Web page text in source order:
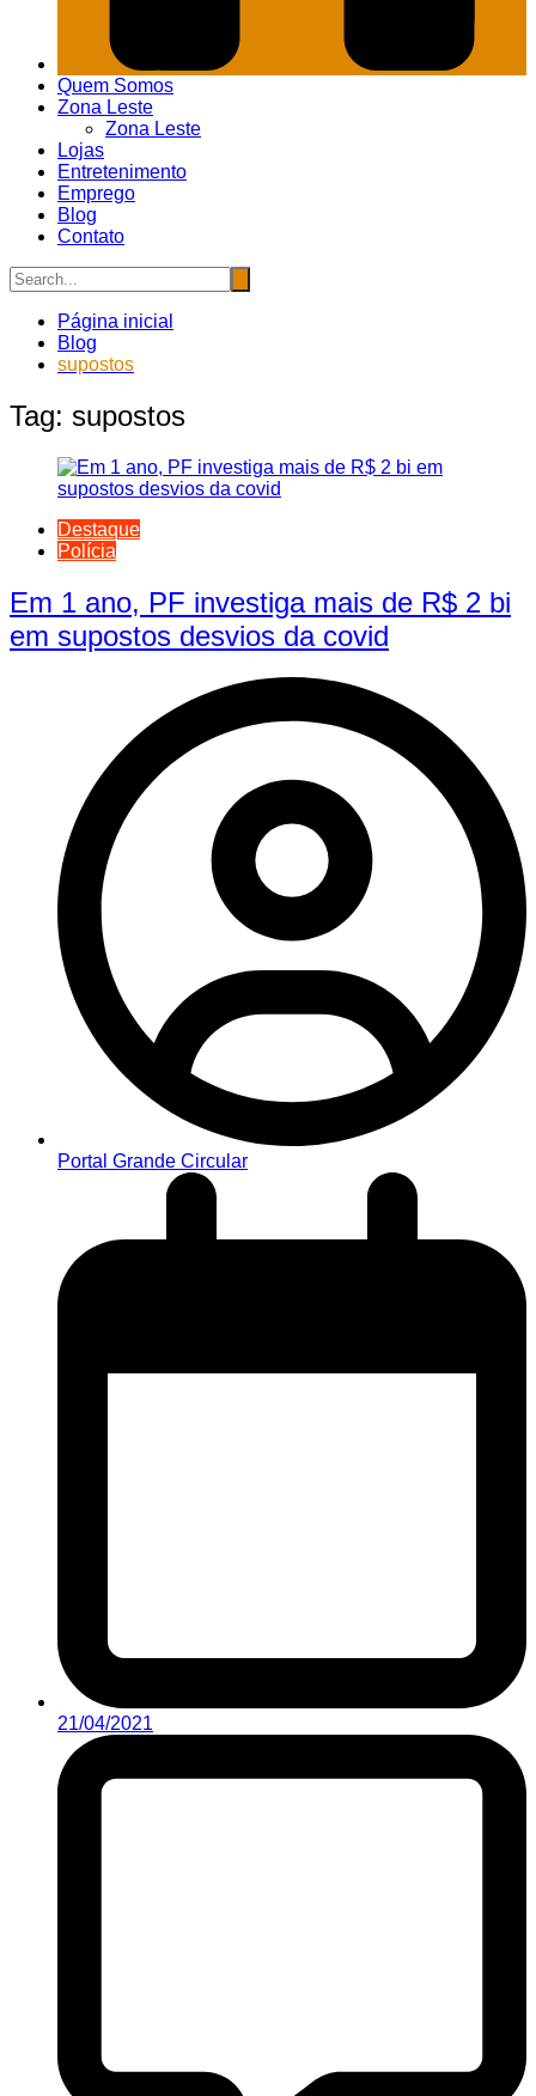
Quem Somos
Zona Leste
Zona Leste
Lojas
Entretenimento
Emprego
Blog
Contato
Página inicial
Blog
supostos
Tag: supostos
Destaque
Polícia
Em 1 ano, PF investiga mais de R$ 2 bi
em supostos desvios da covid
Portal Grande Circular
21/04/2021